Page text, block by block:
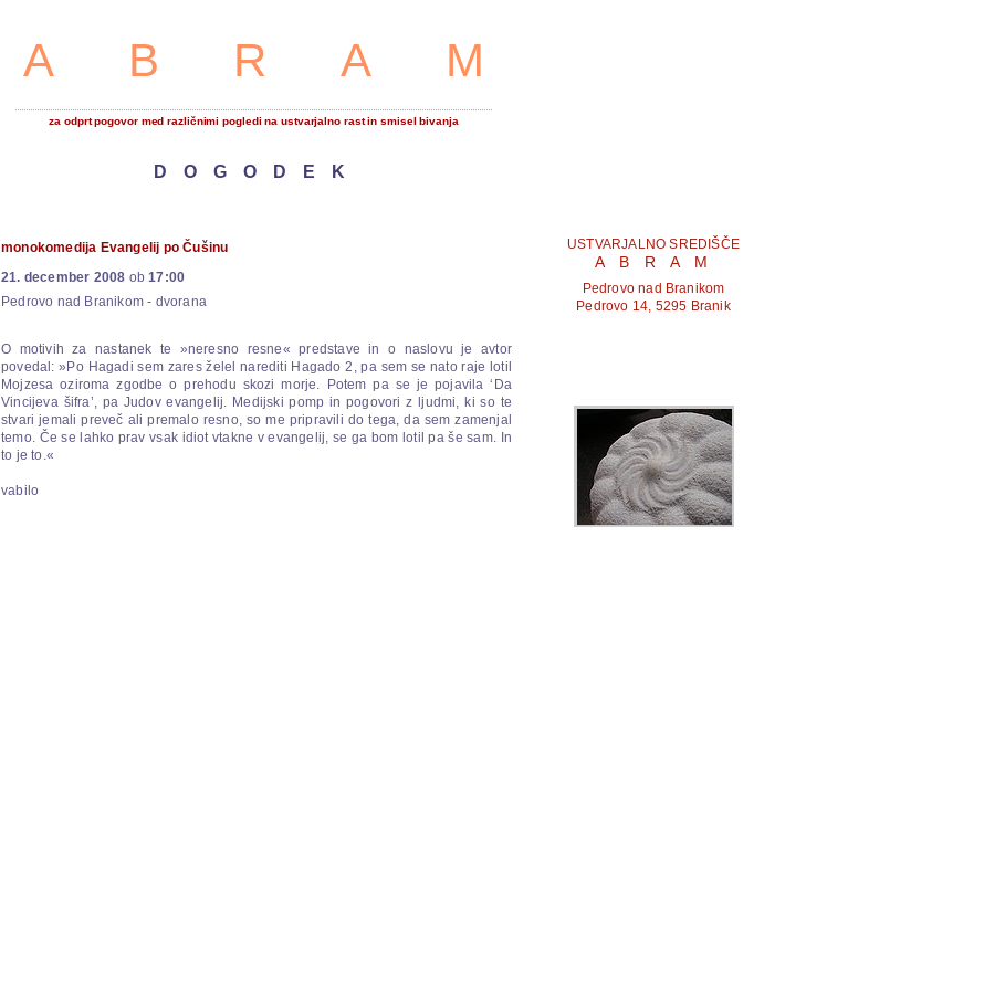
ABRAM
za odprt pogovor med različnimi pogledi na ustvarjalno rast in smisel bivanja
DOGODEK
monokomedija Evangelij po Čušinu
21. december 2008 ob17:00
Pedrovo nad Branikom - dvorana
O motivih za nastanek te »neresno resne« predstave in o naslovu je avtor
povedal: »Po Hagadi sem zares želel narediti Hagado 2, pa sem se nato raje lotil
Mojzesa oziroma zgodbe o prehodu skozi morje. Potem pa se je pojavila ‘Da
Vincijeva šifra’, pa Judov evangelij. Medijski pomp in pogovori z ljudmi, ki so te
stvari jemali preveč ali premalo resno, so me pripravili do tega, da sem zamenjal
temo. Če se lahko prav vsak idiot vtakne v evangelij, se ga bom lotil pa še sam. In
to je to.«
vabilo
USTVARJALNO SREDIŠČE
A B R A M
Pedrovo nad Branikom
Pedrovo 14, 5295 Branik